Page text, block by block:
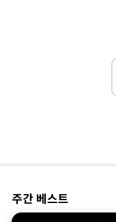
주간 베스트